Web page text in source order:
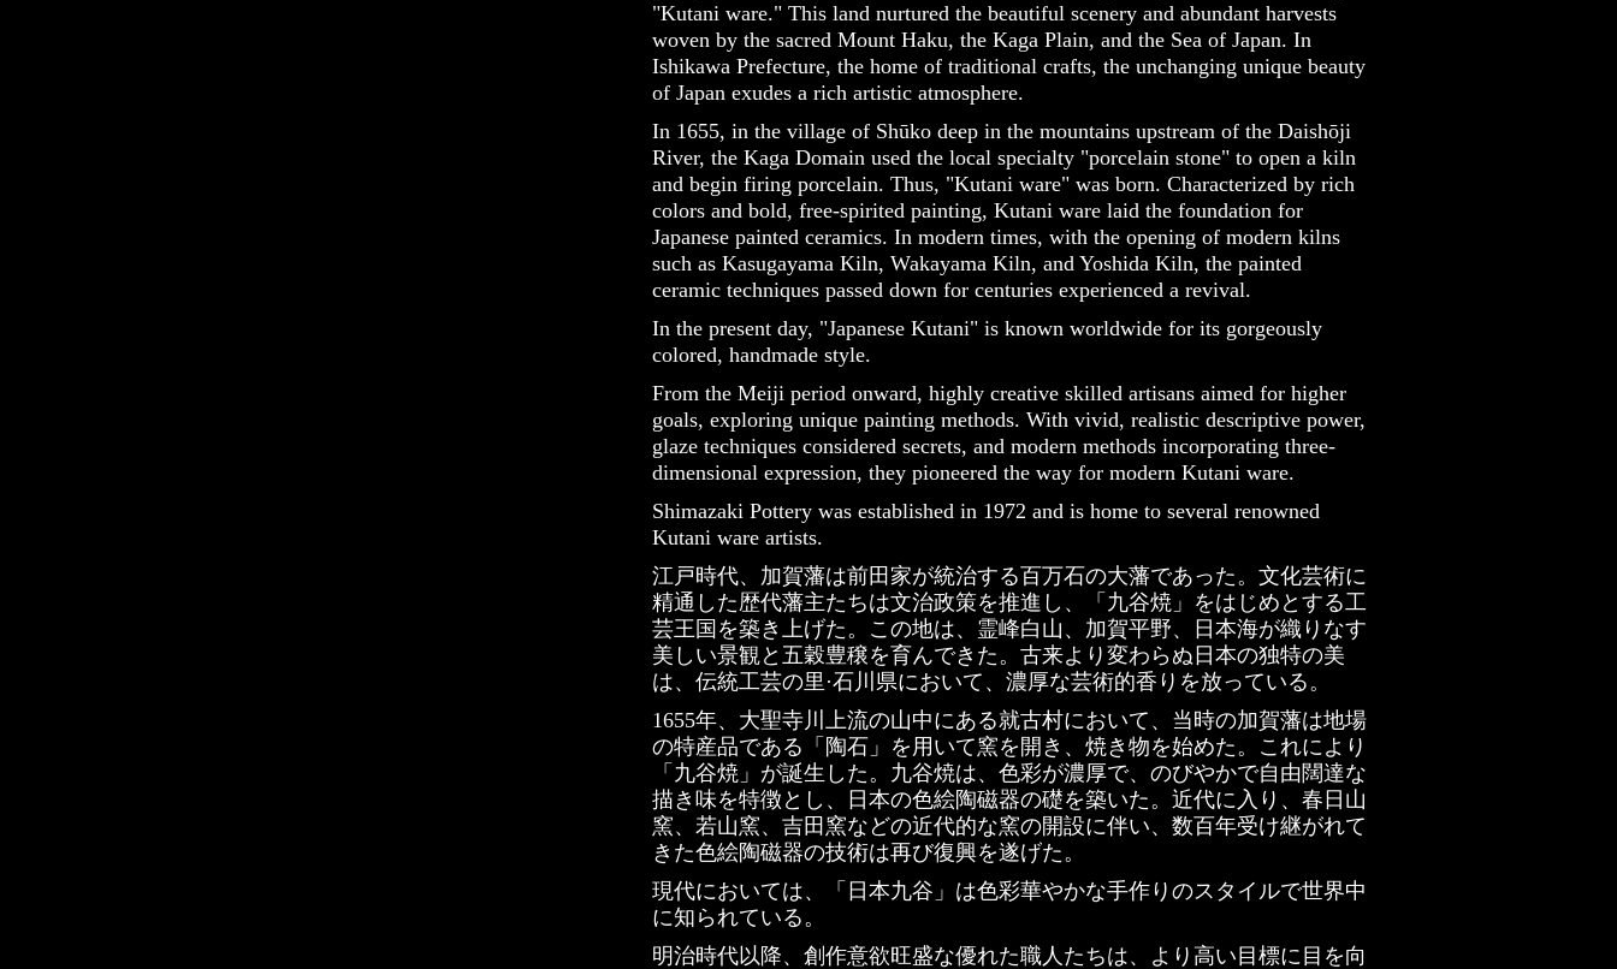
"Kutani ware." This land nurtured the beautiful scenery and abundant harvests
woven by the sacred Mount Haku, the Kaga Plain, and the Sea of Japan. In
Ishikawa Prefecture, the home of traditional crafts, the unchanging unique beauty
of Japan exudes a rich artistic atmosphere.
In 1655, in the village of Shūko deep in the mountains upstream of the Daishōji
River, the Kaga Domain used the local specialty "porcelain stone" to open a kiln
and begin firing porcelain. Thus, "Kutani ware" was born. Characterized by rich
colors and bold, free-spirited painting, Kutani ware laid the foundation for
Japanese painted ceramics. In modern times, with the opening of modern kilns
such as Kasugayama Kiln, Wakayama Kiln, and Yoshida Kiln, the painted
ceramic techniques passed down for centuries experienced a revival.
In the present day, "Japanese Kutani" is known worldwide for its gorgeously
colored, handmade style.
From the Meiji period onward, highly creative skilled artisans aimed for higher
goals, exploring unique painting methods. With vivid, realistic descriptive power,
glaze techniques considered secrets, and modern methods incorporating three-
dimensional expression, they pioneered the way for modern Kutani ware.
Shimazaki Pottery was established in 1972 and is home to several renowned
Kutani ware artists.
江戸時代、加賀藩は前田家が統治する百万石の大藩であった。文化芸術に
精通した歴代藩主たちは文治政策を推進し、「九谷焼」をはじめとする工
芸王国を築き上げた。この地は、霊峰白山、加賀平野、日本海が織りなす
美しい景観と五穀豊穣を育んできた。古来より変わらぬ日本の独特の美
は、伝統工芸の里·石川県において、濃厚な芸術的香りを放っている。
1655年、大聖寺川上流の山中にある就古村において、当時の加賀藩は地場
の特産品である「陶石」を用いて窯を開き、焼き物を始めた。これにより
「九谷焼」が誕生した。九谷焼は、色彩が濃厚で、のびやかで自由闊達な
描き味を特徴とし、日本の色絵陶磁器の礎を築いた。近代に入り、春日山
窯、若山窯、吉田窯などの近代的な窯の開設に伴い、数百年受け継がれて
きた色絵陶磁器の技術は再び復興を遂げた。
現代においては、「日本九谷」は色彩華やかな手作りのスタイルで世界中
に知られている。
明治時代以降、創作意欲旺盛な優れた職人たちは、より高い目標に目を向